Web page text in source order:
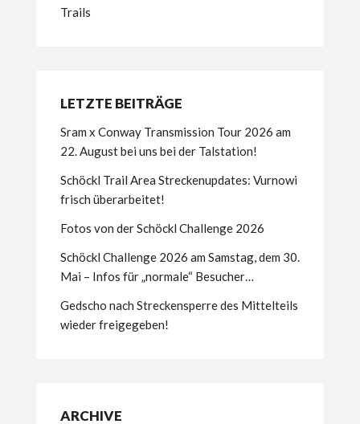
Trails
LETZTE BEITRÄGE
Sram x Conway Transmission Tour 2026 am
22. August bei uns bei der Talstation!
Schöckl Trail Area Streckenupdates: Vurnowi
frisch überarbeitet!
Fotos von der Schöckl Challenge 2026
Schöckl Challenge 2026 am Samstag, dem 30.
Mai – Infos für „normale“ Besucher…
Gedscho nach Streckensperre des Mittelteils
wieder freigegeben!
ARCHIVE